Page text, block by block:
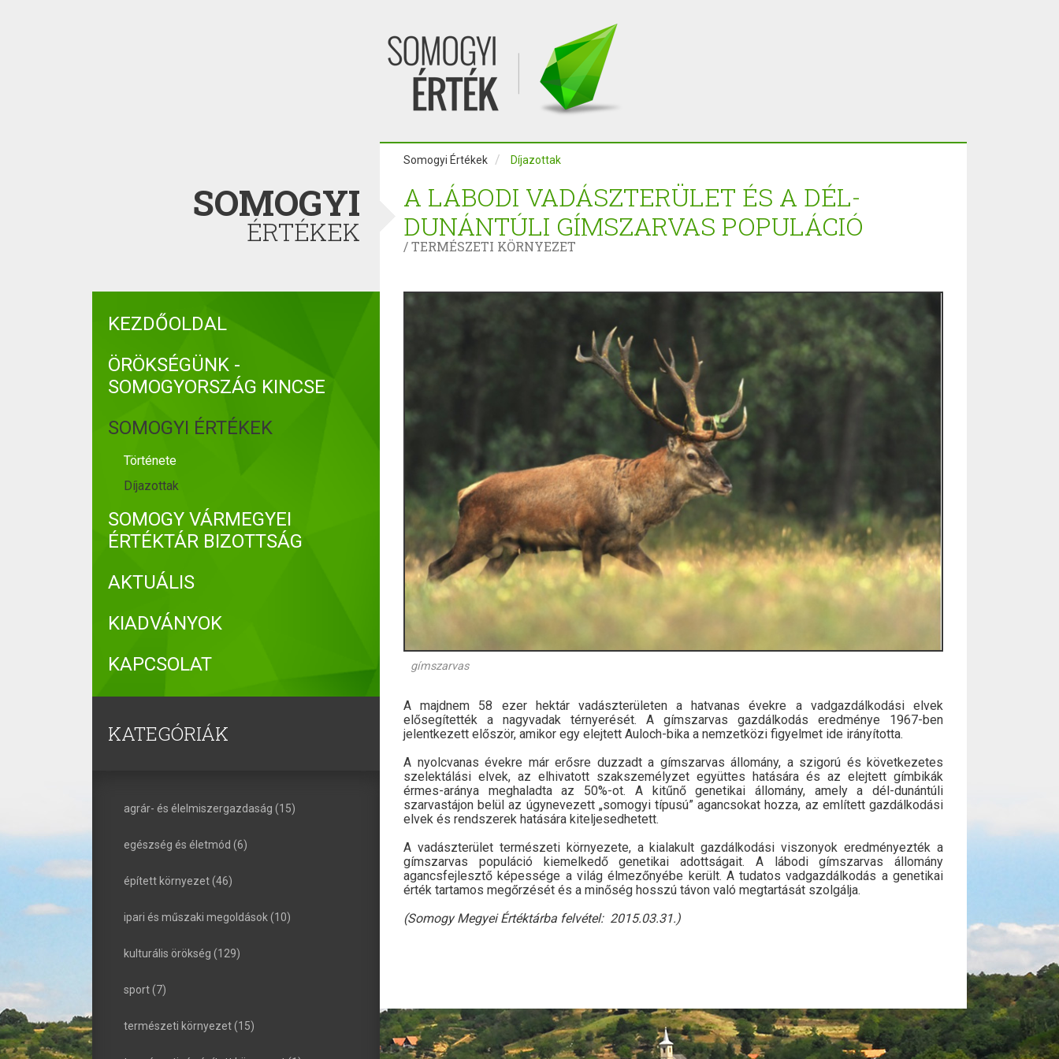
SOMOGYI
ÉRTÉKEK
KEZDŐOLDAL
ÖRÖKSÉGÜNK -
SOMOGYORSZÁG KINCSE
SOMOGYI ÉRTÉKEK
Története
Díjazottak
SOMOGY VÁRMEGYEI
ÉRTÉKTÁR BIZOTTSÁG
AKTUÁLIS
KIADVÁNYOK
KAPCSOLAT
KATEGÓRIÁK
agrár- és élelmiszergazdaság (15)
egészség és életmód (6)
épített környezet (46)
ipari és műszaki megoldások (10)
kulturális örökség (129)
sport (7)
természeti környezet (15)
Somogyi Értékek Díjazottak
A LÁBODI VADÁSZTERÜLET ÉS A DÉL-
DUNÁNTÚLI GÍMSZARVAS POPULÁCIÓ
/ TERMÉSZETI KÖRNYEZET
gímszarvas
A majdnem 58 ezer hektár vadászterületen a hatvanas évekre a vadgazdálkodási elvek
elősegítették a nagyvadak térnyerését. A gímszarvas gazdálkodás eredménye 1967-ben
jelentkezett először, amikor egy elejtett Auloch-bika a nemzetközi figyelmet ide irányította.
A nyolcvanas évekre már erősre duzzadt a gímszarvas állomány, a szigorú és következetes
szelektálási elvek, az elhivatott szakszemélyzet együttes hatására és az elejtett gímbikák
érmes-aránya meghaladta az 50%-ot. A kitűnő genetikai állomány, amely a dél-dunántúli
szarvastájon belül az úgynevezett „somogyi típusú” agancsokat hozza, az említett gazdálkodási
elvek és rendszerek hatására kiteljesedhetett.
A vadászterület természeti környezete, a kialakult gazdálkodási viszonyok eredményezték a
gímszarvas populáció kiemelkedő genetikai adottságait. A lábodi gímszarvas állomány
agancsfejlesztő képessége a világ élmezőnyébe került. A tudatos vadgazdálkodás a genetikai
érték tartamos megőrzését és a minőség hosszú távon való megtartását szolgálja.
(Somogy Megyei Értéktárba felvétel: 2015.03.31.)